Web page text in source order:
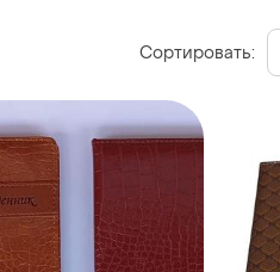
Сортировать: